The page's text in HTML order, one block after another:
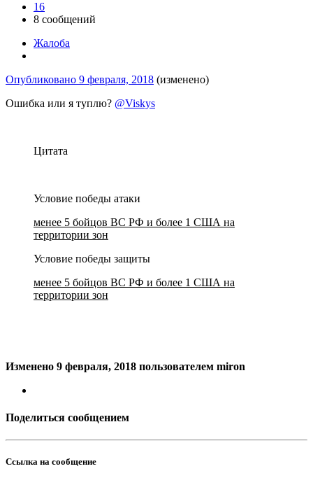
16
8 сообщений
Жалоба
Опубликовано 9 февраля, 2018 (изменено)
Ошибка или я туплю? @Viskys
Цитата
Условие победы атаки
менее 5 бойцов ВС РФ и более 1 США на
территории зон
Условие победы защиты
менее 5 бойцов ВС РФ и более 1 США на
территории зон
Изменено 9 февраля, 2018 пользователем miron
Поделиться сообщением
Ссылка на сообщение